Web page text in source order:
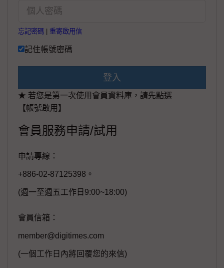
忘記密碼 重寄啟用信
記住帳號密碼
登入
★ 若您是第一次使用會員資料庫，請先點選
【帳號啟用】
會員服務申請/試用
申請專線：
+886-02-87125398。
(週一至週五工作日9:00~18:00)
會員信箱：
member@digitimes.com
(一個工作日內將回覆您的來信)